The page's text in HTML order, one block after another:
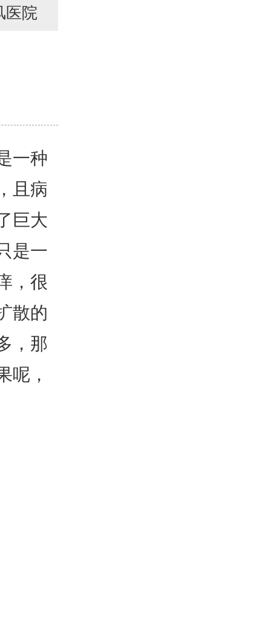
医院
一种
且病
巨大
是一
，很
散的
，那
呢，